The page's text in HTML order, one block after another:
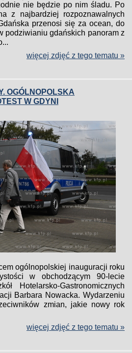
nie będzie po nim śladu. Po
z najbardziej rozpoznawalnych
przenosi się za ocean, do
podziwianiu gdańskich panoram z
więcej zdjęć z tego tematu »
OGÓLNOPOLSKA
W GDYNI
ogólnopolskiej inauguracji roku
w obchodzącym 90-lecie
Hotelarsko-Gastronomicznych
Barbara Nowacka. Wydarzeniu
zmian, jakie nowy rok
więcej zdjęć z tego tematu »